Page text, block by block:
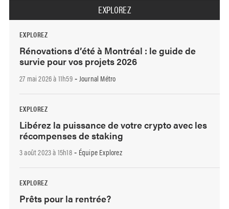
EXPLOREZ
EXPLOREZ
Rénovations d’été à Montréal : le guide de
survie pour vos projets 2026
27 mai 2026 à 11h59- Journal Métro
EXPLOREZ
Libérez la puissance de votre crypto avec les
récompenses de staking
3 août 2023 à 15h18- Équipe Explorez
EXPLOREZ
Prêts pour la rentrée?